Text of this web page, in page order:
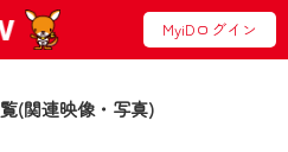
MyiDログイン
(関連映像・写真)
らせ